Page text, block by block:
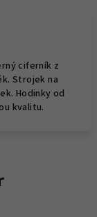
ciferník z
Strojek na
Hodinky od
kvalitu.